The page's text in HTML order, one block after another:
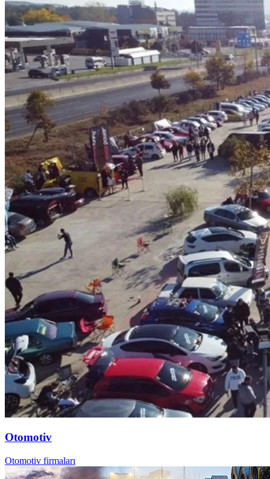
Otomotiv
Otomotiv firmaları